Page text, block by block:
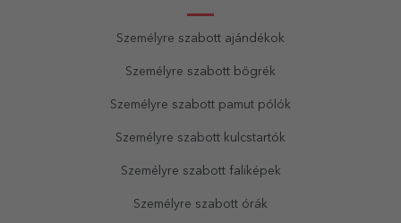
Személyre szabott ajándékok
Személyre szabott bögrék
Személyre szabott pamut pólók
Személyre szabott kulcstartók
Személyre szabott faliképek
Személyre szabott órák